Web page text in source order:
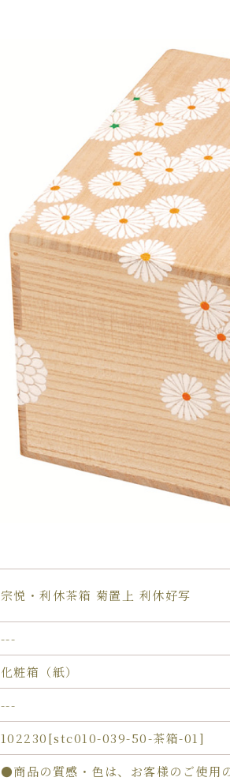
宗悦・利休茶箱 菊置上 利休好写
---
化粧箱（紙）
---
102230[stc010-039-50-茶箱-01]
●商品の質感・色は、お客様のご使用